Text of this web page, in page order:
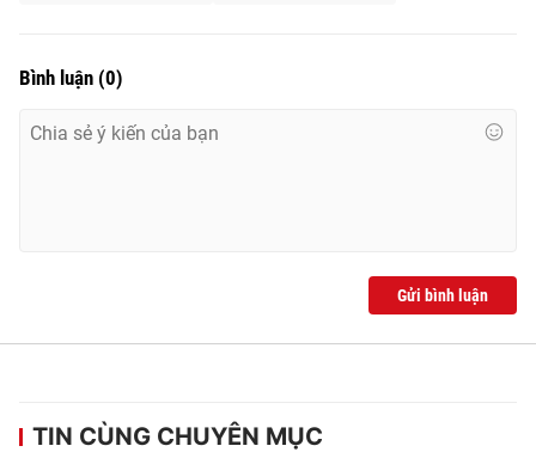
Bình luận (0)
Gửi bình luận
TIN CÙNG CHUYÊN MỤC